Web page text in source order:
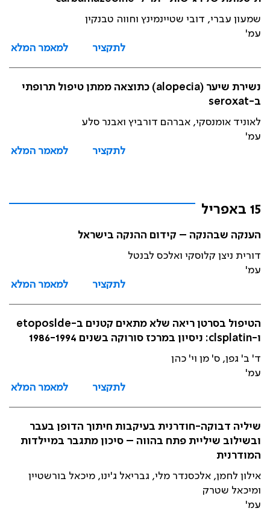
שמעון עברי, דובי שטיינמינץ וחווה טבנקין
עמ'
לתקציר
למאמר המלא
נשירת שיער (alopecia) כתוצאה ממתן טיפול תרופתי
ב-seroxat
לאוניד אומנסקי, אברהם דורביץ ואבנר סלע
עמ'
לתקציר
למאמר המלא
15 באפריל
הענקה שבהנקה – קידום ההנקה בישראל
דורית ניצן קלוסקי ואלכס לבנטל
עמ'
לתקציר
למאמר המלא
הטיפול בסרטן ריאה שלא מתאים קטנים ב-etoposlde
ו-clsplatin: ניסיון במרכז סורוקה בשנים 1986-1994
ד' ב' גפן, ס' מן וי' כהן
עמ'
לתקציר
למאמר המלא
שיליה דבוקה-חודרנית בעיקבות חיתוך הדופן בעבר
ובשילוב שיליית פתח בהווה – סיכון מתגבר במיילדות
המודרנית
אילון לחמן, אלכסנדר מלי, גבריאל ג'ינו, מיכאל בורשטיין
ומיכאל שטרק
עמ'